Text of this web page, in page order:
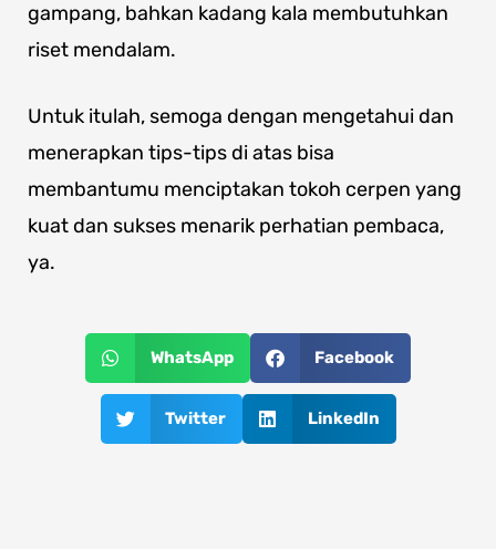
gampang, bahkan kadang kala membutuhkan
riset mendalam.
Untuk itulah, semoga dengan mengetahui dan
menerapkan tips-tips di atas bisa
membantumu menciptakan tokoh cerpen yang
kuat dan sukses menarik perhatian pembaca,
ya.
WhatsApp Facebook
Twitter LinkedIn